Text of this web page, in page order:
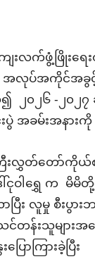
ဖွံ့ဖြိုးရေးဝန်
အလုပ်အကိုင်အခွင့်အ
၂၀၂၆ -၂၀၂
ပွဲ အခမ်းအနားကို
းလွှတ်တော်ကိုယ်စာ
ေါ်ငုဝါရွှေ က
လာပြီး လူမှု စီ
သင်တန်းသူမျ
ပြောကြားခဲ့ပြီး